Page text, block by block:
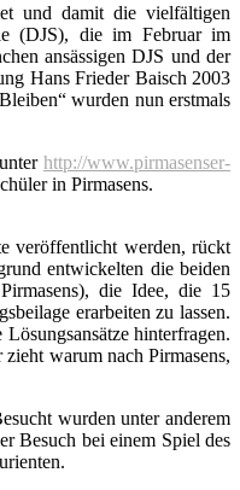
und damit die vielfältigen
(DJS), die im Februar im
ansässigen DJS und der
Hans Frieder Baisch 2003
wurden nun erstmals
http://www.pirmasenser-
in Pirmasens.
veröffentlicht werden, rückt
entwickelten die beiden
die Idee, die 15
erarbeiten zu lassen.
hinterfragen.
warum nach Pirmasens,
wurden unter anderem
Besuch bei einem Spiel des